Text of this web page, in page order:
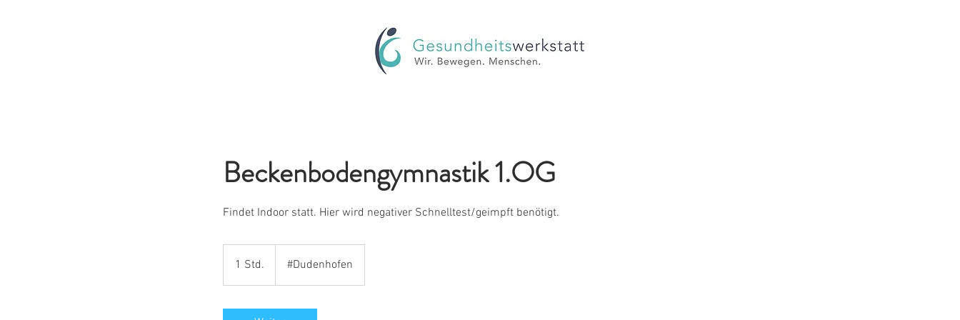
Beckenbodengymnastik 1.OG
Findet Indoor statt. Hier wird negativer Schnelltest/geimpft benötigt.
1 Std.
S
d
#Dudenhofen